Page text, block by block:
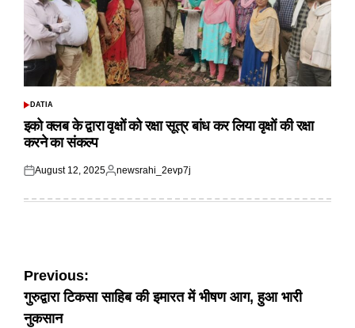
POSTED
DATIA
इको क्लब के द्वारा वृक्षों को रक्षा सूत्र बांध कर लिया वृक्षों की रक्षा
करने का संकल्प
Posted
August 12, 2025
Posted
newsrahi_2evp7j
Post
navigation
Previous:
गुरुद्वारा टिकसा साहिब की इमारत में भीषण आग, हुआ भारी
नुकसान